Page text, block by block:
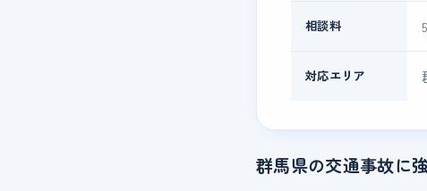
相談料
対応エリア
群馬県の交通事故に